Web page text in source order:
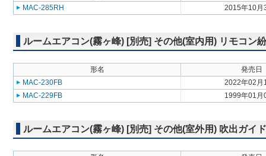
MAC-285RH
2015年10月
ルームエアコン(霧ヶ峰) [別売] その他(室内用) リモコン
形名
発売日
MAC-230FB
2022年02月
MAC-229FB
1999年01月
ルームエアコン(霧ヶ峰) [別売] その他(室外用) 吹出ガイド